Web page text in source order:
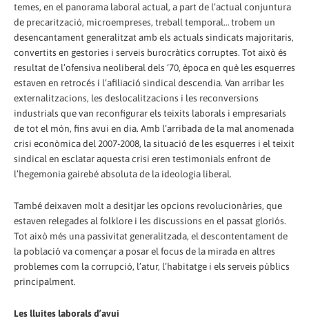
temes, en el panorama laboral actual, a part de l’actual conjuntura
de precarització, microempreses, treball temporal… trobem un
desencantament generalitzat amb els actuals sindicats majoritaris,
convertits en gestories i serveis burocràtics corruptes. Tot això és
resultat de l’ofensiva neoliberal dels ‘70, època en què les esquerres
estaven en retrocés i l’afiliació sindical descendia. Van arribar les
externalitzacions, les deslocalitzacions i les reconversions
industrials que van reconfigurar els teixits laborals i empresarials
de tot el món, fins avui en dia. Amb l’arribada de la mal anomenada
crisi econòmica del 2007-2008, la situació de les esquerres i el teixit
sindical en esclatar aquesta crisi eren testimonials enfront de
l’hegemonia gairebé absoluta de la ideologia liberal.
També deixaven molt a desitjar les opcions revolucionàries, que
estaven relegades al folklore i les discussions en el passat gloriós.
Tot això més una passivitat generalitzada, el descontentament de
la població va començar a posar el focus de la mirada en altres
problemes com la corrupció, l’atur, l’habitatge i els serveis públics
principalment.
Les lluites laborals d’avui